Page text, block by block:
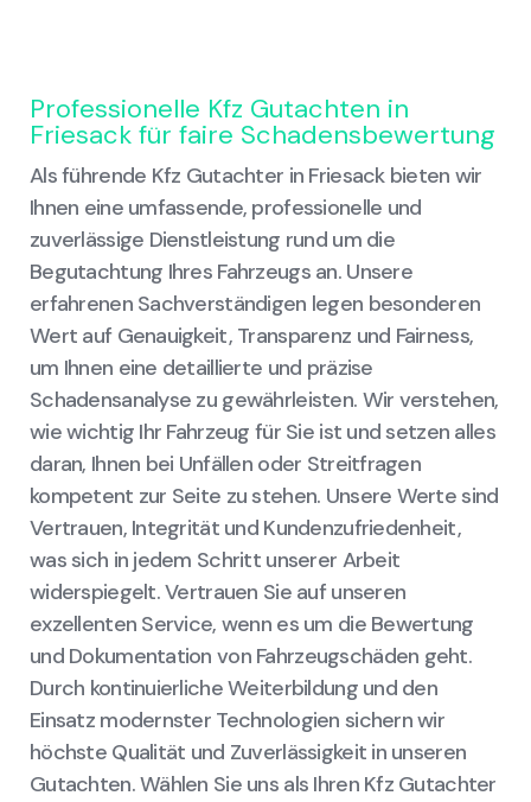
Professionelle Kfz Gutachten in
Friesack für faire Schadensbewertung
Als führende Kfz Gutachter in Friesack bieten wir
Ihnen eine umfassende, professionelle und
zuverlässige Dienstleistung rund um die
Begutachtung Ihres Fahrzeugs an. Unsere
erfahrenen Sachverständigen legen besonderen
Wert auf Genauigkeit, Transparenz und Fairness,
um Ihnen eine detaillierte und präzise
Schadensanalyse zu gewährleisten. Wir verstehen,
wie wichtig Ihr Fahrzeug für Sie ist und setzen alles
daran, Ihnen bei Unfällen oder Streitfragen
kompetent zur Seite zu stehen. Unsere Werte sind
Vertrauen, Integrität und Kundenzufriedenheit,
was sich in jedem Schritt unserer Arbeit
widerspiegelt. Vertrauen Sie auf unseren
exzellenten Service, wenn es um die Bewertung
und Dokumentation von Fahrzeugschäden geht.
Durch kontinuierliche Weiterbildung und den
Einsatz modernster Technologien sichern wir
höchste Qualität und Zuverlässigkeit in unseren
Gutachten. Wählen Sie uns als Ihren Kfz Gutachter